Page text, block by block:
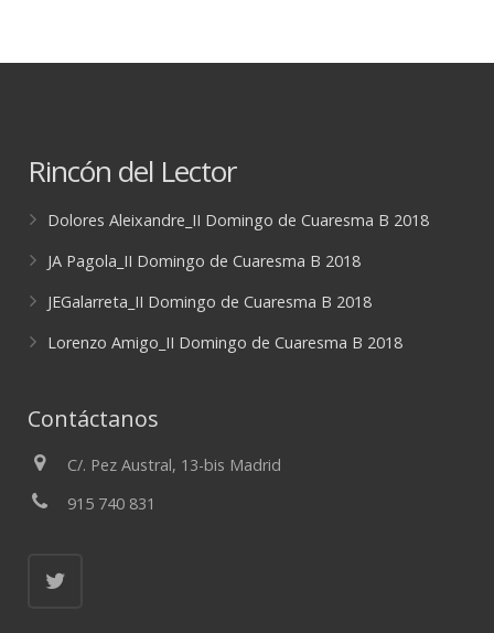
Rincón del Lector
Dolores Aleixandre_II Domingo de Cuaresma B 2018
JA Pagola_II Domingo de Cuaresma B 2018
JEGalarreta_II Domingo de Cuaresma B 2018
Lorenzo Amigo_II Domingo de Cuaresma B 2018
Contáctanos
C/. Pez Austral, 13-bis Madrid
915 740 831